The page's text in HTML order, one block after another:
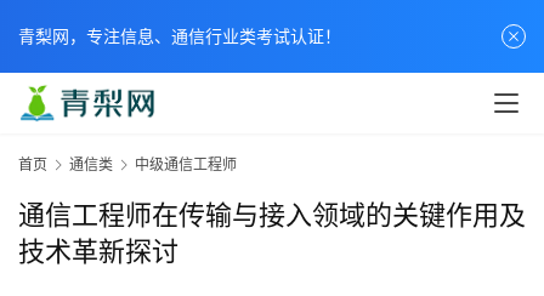
首页 通信类 中级通信工程师
通信工程师在传输与接入领域的关键作用及
技术革新探讨
青梨网，专注信息、通信行业类考试认证！